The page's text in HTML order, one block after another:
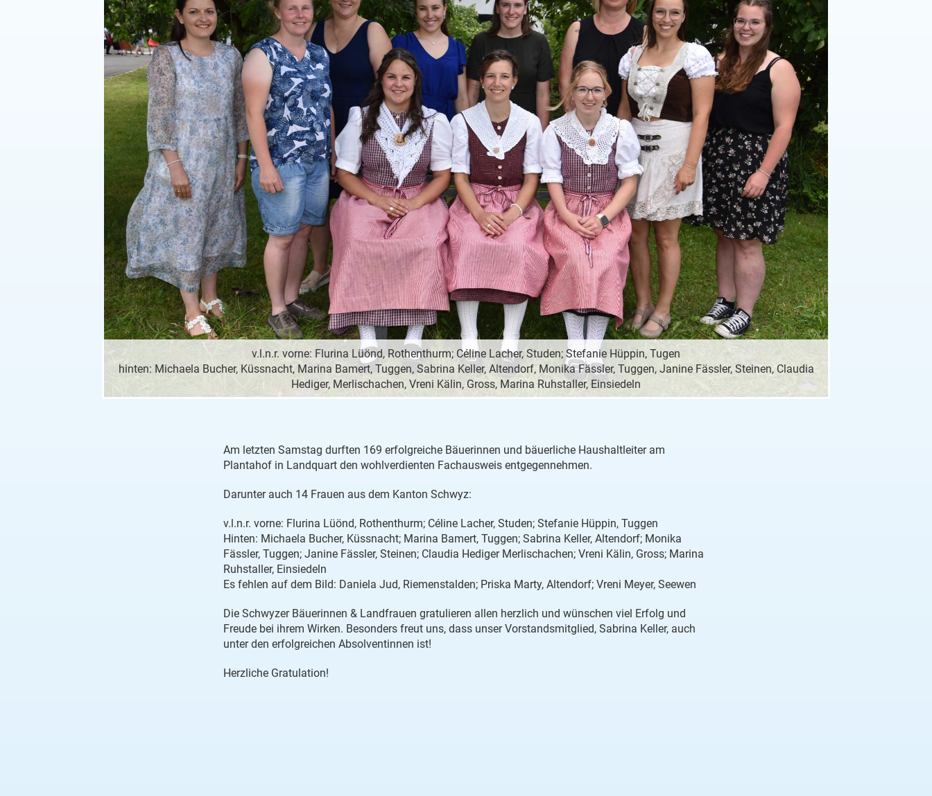
v.l.n.r. vorne: Flurina Lüönd, Rothenthurm; Céline Lacher, Studen; Stefanie Hüppin, Tugen
hinten: Michaela Bucher, Küssnacht, Marina Bamert, Tuggen, Sabrina Keller, Altendorf, Monika Fässler, Tuggen, Janine Fässler, Steinen, Claudia
Hediger, Merlischachen, Vreni Kälin, Gross, Marina Ruhstaller, Einsiedeln
Am letzten Samstag durften 169 erfolgreiche Bäuerinnen und bäuerliche Haushaltleiter am
Plantahof in Landquart den wohlverdienten Fachausweis entgegennehmen.
Darunter auch 14 Frauen aus dem Kanton Schwyz:
v.l.n.r. vorne: Flurina Lüönd, Rothenthurm; Céline Lacher, Studen; Stefanie Hüppin, Tuggen
Hinten: Michaela Bucher, Küssnacht; Marina Bamert, Tuggen; Sabrina Keller, Altendorf; Monika
Fässler, Tuggen; Janine Fässler, Steinen; Claudia Hediger Merlischachen; Vreni Kälin, Gross; Marina
Ruhstaller, Einsiedeln
Es fehlen auf dem Bild: Daniela Jud, Riemenstalden; Priska Marty, Altendorf; Vreni Meyer, Seewen
Die Schwyzer Bäuerinnen & Landfrauen gratulieren allen herzlich und wünschen viel Erfolg und
Freude bei ihrem Wirken. Besonders freut uns, dass unser Vorstandsmitglied, Sabrina Keller, auch
unter den erfolgreichen Absolventinnen ist!
Herzliche Gratulation!